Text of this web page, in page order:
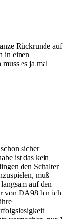
Rückrunde auf
in einen
es ja mal
sicher
ist das kein
den Schalter
muß
auf den
von DA98 bin ich